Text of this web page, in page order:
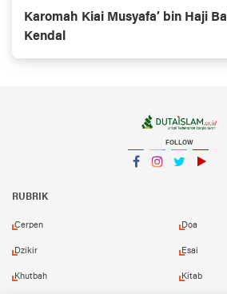
Karomah Kiai Musyafa’ bin Haji
Kendal
FOLLOW
RUBRIK
Cerpen Doa
Dzikir Esai
Khutbah Kitab